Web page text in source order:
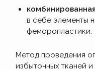
в себе элементы
феморопластики.
Метод проведения
избыточных тканей